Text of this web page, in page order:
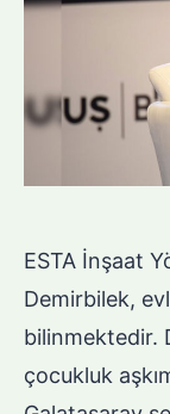
ESTA İnşaat
Demirbilek,
bilinmektedir.
çocukluk